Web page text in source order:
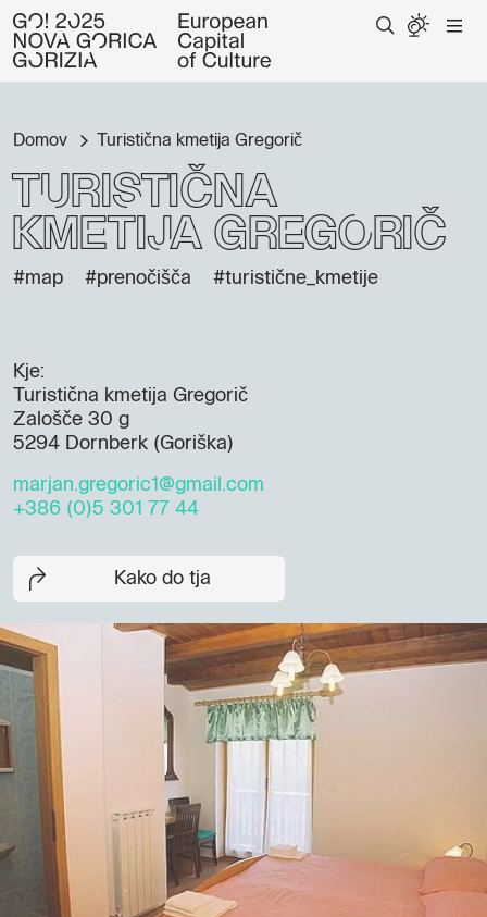
Domov Turistična kmetija Gregorič
Turistična
kmetija Gregorič
#map #prenočišča #turistične_kmetije
Kje:
Turistična kmetija Gregorič
Zalošče 30 g
5294 Dornberk (Goriška)
marjan.gregoric1@gmail.com
+386 (0)5 301 77 44
Kako do tja